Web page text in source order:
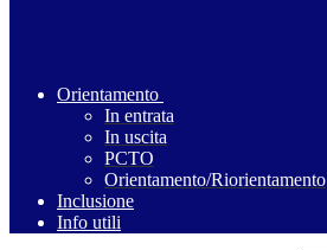
Orientamento
In entrata
In uscita
PCTO
Orientamento/Riorientamento
Inclusione
Info utili